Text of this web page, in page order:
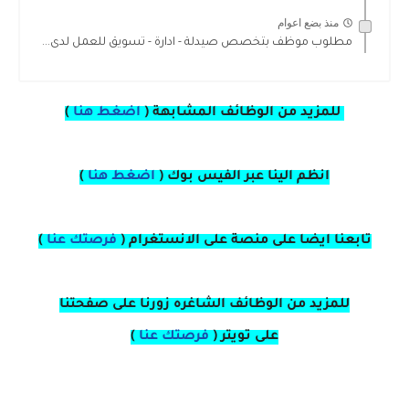
منذ بضع اعوام
مطلوب موظف بتخصص صيدلة - ادارة - تسويق للعمل لدى...
للمزيد من الوظائف المشابهة ( اضغط هنا )
انظم الينا عبر الفيس بوك ( اضغط هنا )
تابعنا ايضا على منصة على الانستغرام ( فرصتك عنا )
للمزيد من الوظائف الشاغره زورنا على صفحتنا
على تويتر( فرصتك عنا )